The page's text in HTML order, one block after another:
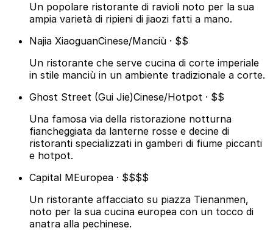
Un popolare ristorante di ravioli noto per la sua
ampia varietà di ripieni di jiaozi fatti a mano.
Najia XiaoguanCinese/Manciù · $$
Un ristorante che serve cucina di corte imperiale
in stile manciù in un ambiente tradizionale a corte.
Ghost Street (Gui Jie)Cinese/Hotpot · $$
Una famosa via della ristorazione notturna
fiancheggiata da lanterne rosse e decine di
ristoranti specializzati in gamberi di fiume piccanti
e hotpot.
Capital MEuropea · $$$$
Un ristorante affacciato su piazza Tienanmen,
noto per la sua cucina europea con un tocco di
anatra alla pechinese.